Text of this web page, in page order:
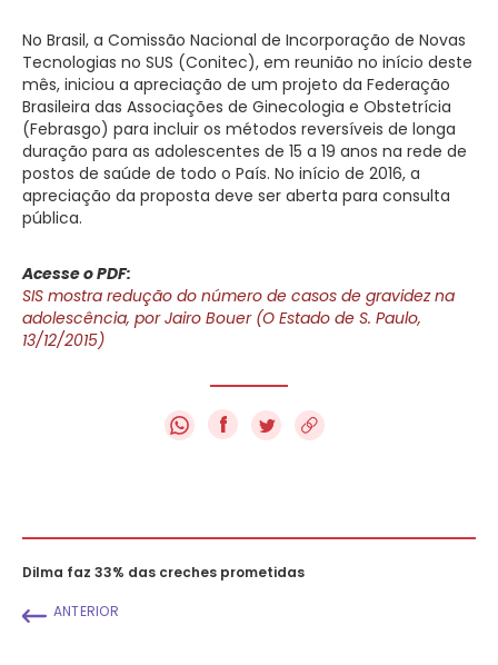
No Brasil, a Comissão Nacional de Incorporação de Novas
Tecnologias no SUS (Conitec), em reunião no início deste
mês, iniciou a apreciação de um projeto da Federação
Brasileira das Associações de Ginecologia e Obstetrícia
(Febrasgo) para incluir os métodos reversíveis de longa
duração para as adolescentes de 15 a 19 anos na rede de
postos de saúde de todo o País. No início de 2016, a
apreciação da proposta deve ser aberta para consulta
pública.
Acesse o PDF:
SIS mostra redução do número de casos de gravidez na
adolescência, por Jairo Bouer (O Estado de S. Paulo,
13/12/2015)
f
Dilma faz 33% das creches prometidas
ANTERIOR